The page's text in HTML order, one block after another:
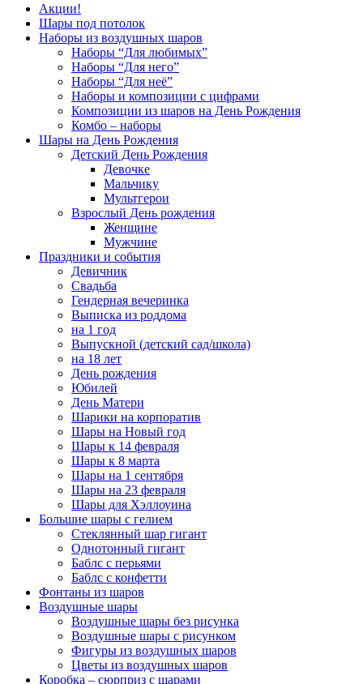
Акции!
Шары под потолок
Наборы из воздушных шаров
Наборы “Для любимых”
Наборы “Для него”
Наборы “Для неё”
Наборы и композиции с цифрами
Композиции из шаров на День Рождения
Комбо – наборы
Шары на День Рождения
Детский День Рождения
Девочке
Мальчику
Мультгерои
Взрослый День рождения
Женщине
Мужчине
Праздники и события
Девичник
Свадьба
Гендерная вечеринка
Выписка из роддома
на 1 год
Выпускной (детский сад/школа)
на 18 лет
День рождения
Юбилей
День Матери
Шарики на корпоратив
Шары на Новый год
Шары к 14 февраля
Шары к 8 марта
Шары на 1 сентября
Шары на 23 февраля
Шары для Хэллоуина
Большие шары с гелием
Стеклянный шар гигант
Однотонный гигант
Баблс с перьями
Баблс с конфетти
Фонтаны из шаров
Воздушные шары
Воздушные шары без рисунка
Воздушные шары с рисунком
Фигуры из воздушных шаров
Цветы из воздушных шаров
Коробка – сюрприз с шарами